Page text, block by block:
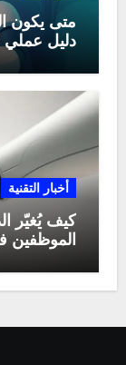
متى يكون
دليل عملي
أخبار التقنية
كيف يُغيّر
الموظفين في 2025؟ أبرز التحولات